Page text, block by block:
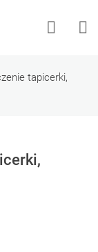
tapicerki,